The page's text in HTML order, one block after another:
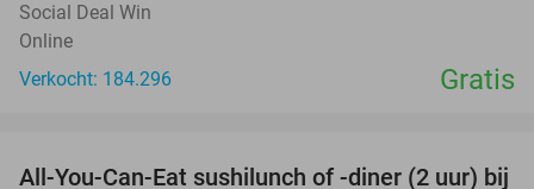
Social Deal Win
Online
Verkocht: 184.296
Gratis
All-You-Can-Eat sushilunch of -diner (2 uur) bij